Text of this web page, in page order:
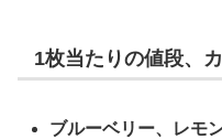
1枚当たりの値段、
ブルーベリー、レモ